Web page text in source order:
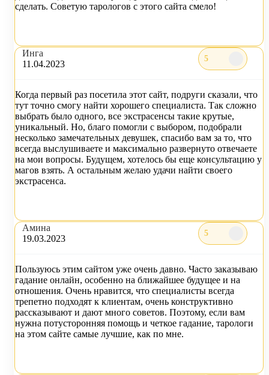
сделать. Советую тарологов с этого сайта смело!
Инга
11.04.2023
5
Когда первый раз посетила этот сайт, подруги сказали, что
тут точно смогу найти хорошего специалиста. Так сложно
выбрать было одного, все экстрасенсы такие крутые,
уникальный. Но, благо помогли с выбором, подобрали
несколько замечательных девушек, спасибо вам за то, что
всегда выслушиваете и максимально развернуто отвечаете
на мои вопросы. Будущем, хотелось бы еще консультацию у
магов взять. А остальным желаю удачи найти своего
экстрасенса.
Амина
19.03.2023
5
Пользуюсь этим сайтом уже очень давно. Часто заказываю
гадание онлайн, особенно на ближайшее будущее и на
отношения. Очень нравится, что специалисты всегда
трепетно подходят к клиентам, очень конструктивно
рассказывают и дают много советов. Поэтому, если вам
нужна потусторонняя помощь и четкое гадание, тарологи
на этом сайте самые лучшие, как по мне.